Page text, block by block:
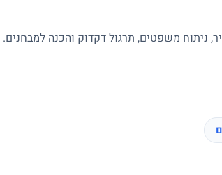
ניתוח משפטים, תרגול דקדוק והכנה